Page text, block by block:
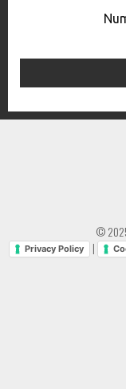
©
Privacy Policy |